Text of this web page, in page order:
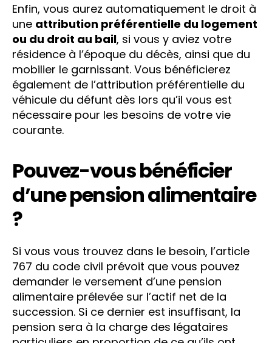
Enfin, vous aurez automatiquement le droit à
une attribution préférentielle du logement
ou du droit au bail, si vous y aviez votre
résidence à l’époque du décès, ainsi que du
mobilier le garnissant. Vous bénéficierez
également de l’attribution préférentielle du
véhicule du défunt dès lors qu’il vous est
nécessaire pour les besoins de votre vie
courante.
Pouvez-vous bénéficier
d’une pension alimentaire
?
Si vous vous trouvez dans le besoin, l’article
767 du code civil prévoit que vous pouvez
demander le versement d’une pension
alimentaire prélevée sur l’actif net de la
succession. Si ce dernier est insuffisant, la
pension sera à la charge des légataires